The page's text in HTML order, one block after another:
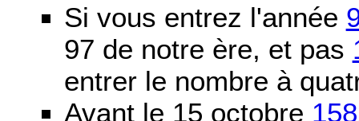
Si vous entrez l'année
97 de notre ère, et pas
entrer le nombre à
Avant le 15 octobre